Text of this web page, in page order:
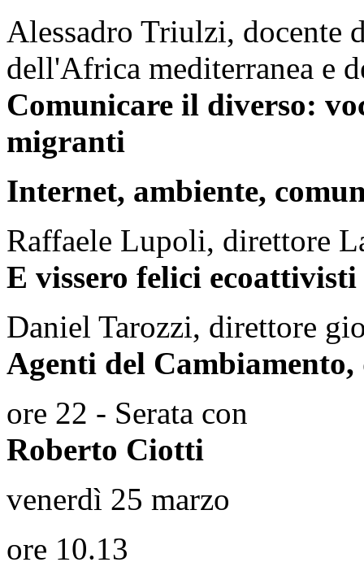
Alessadro Triulzi, docente
dell'Africa mediterranea e
Comunicare il diverso:
migranti
Internet, ambiente,
Raffaele Lupoli, direttore
E vissero felici
Daniel Tarozzi, direttore
Agenti del
ore 22 - Serata con
Roberto Ciotti
venerdì 25 marzo
ore 10.13